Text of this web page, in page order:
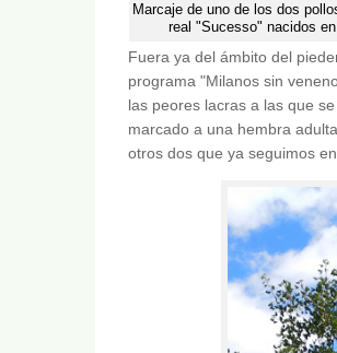
Marcaje de uno de los dos
real "Sucesso" nacidos
Fuera ya del ámbito del
programa "Milanos sin
las peores lacras a las que
marcado a una hembra
otros dos que ya seguimos